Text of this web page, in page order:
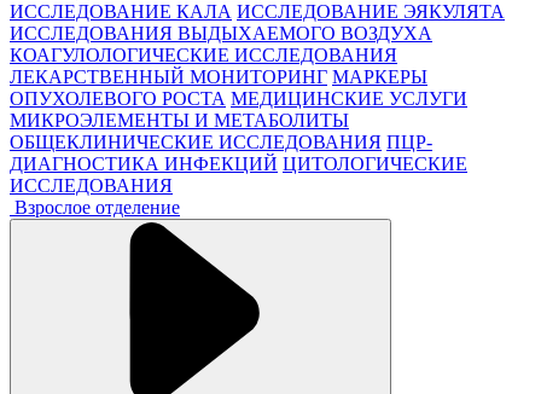
ИССЛЕДОВАНИЕ КАЛА ИССЛЕДОВАНИЕ ЭЯКУЛЯТА
ИССЛЕДОВАНИЯ ВЫДЫХАЕМОГО ВОЗДУХА
КОАГУЛОЛОГИЧЕСКИЕ ИССЛЕДОВАНИЯ
ЛЕКАРСТВЕННЫЙ МОНИТОРИНГ МАРКЕРЫ
ОПУХОЛЕВОГО РОСТА МЕДИЦИНСКИЕ УСЛУГИ
МИКРОЭЛЕМЕНТЫ И МЕТАБОЛИТЫ
ОБЩЕКЛИНИЧЕСКИЕ ИССЛЕДОВАНИЯ ПЦР-
ДИАГНОСТИКА ИНФЕКЦИЙ ЦИТОЛОГИЧЕСКИЕ
ИССЛЕДОВАНИЯ
Взрослое отделение